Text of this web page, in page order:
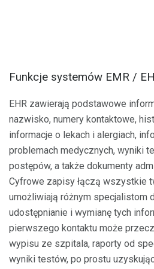
Funkcje systemów EMR /
EHR zawierają podstawowe
nazwisko, numery kontaktowe,
informacje o lekach i alergiach,
problemach medycznych, wyniki
postępów, a także dokumenty
Cyfrowe zapisy łączą wszystkie
umożliwiają różnym specjalistom
udostępnianie i wymianę tych
pierwszego kontaktu może
wypisu ze szpitala, raporty od
wyniki testów, po prostu